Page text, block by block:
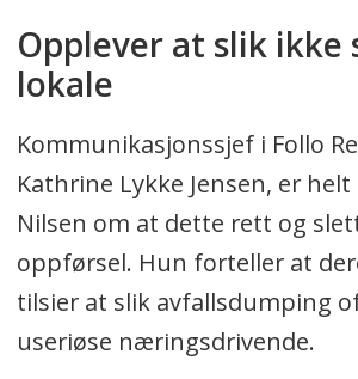
Opplever at slik ikke
lokale
Kommunikasjonssjef i Follo
Kathrine Lykke Jensen, er
Nilsen om at dette rett og
oppførsel. Hun forteller at
tilsier at slik avfallsdumping
useriøse næringsdrivende.